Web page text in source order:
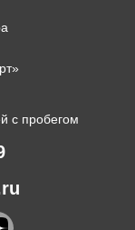
с пробегом